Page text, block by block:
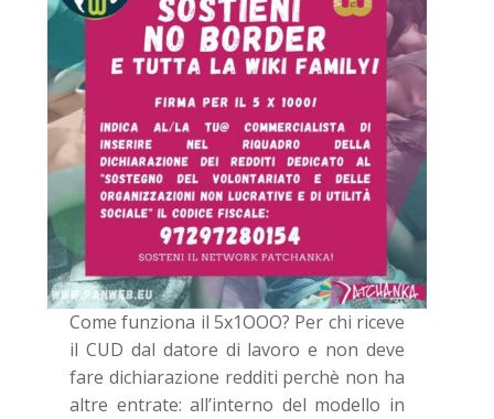
Come funziona il 5x1OOO? Per chi riceve
il CUD dal datore di lavoro e non deve
fare dichiarazione redditi perchè non ha
altre entrate: all’interno del modello in